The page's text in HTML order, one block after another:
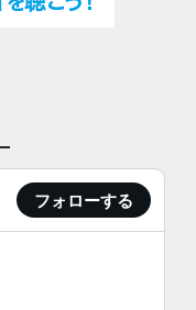
フォローする